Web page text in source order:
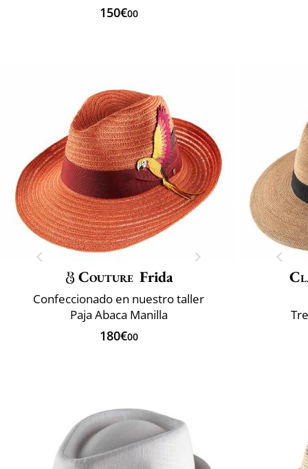
150€00
Couture Frida
Confeccionado en nuestro taller
Paja Abaca Manilla
180€00